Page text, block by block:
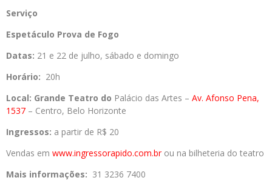
Serviço
Espetáculo Prova de Fogo
Datas: 21 e 22 de julho, sábado e domingo
Horário: 20h
Local: Grande Teatro do Palácio das Artes – Av. Afonso Pena,
1537 – Centro, Belo Horizonte
Ingressos: a partir de R$ 20
Vendas em www.ingressorapido.com.brou na bilheteria do teatro
Mais informações: 31 3236 7400